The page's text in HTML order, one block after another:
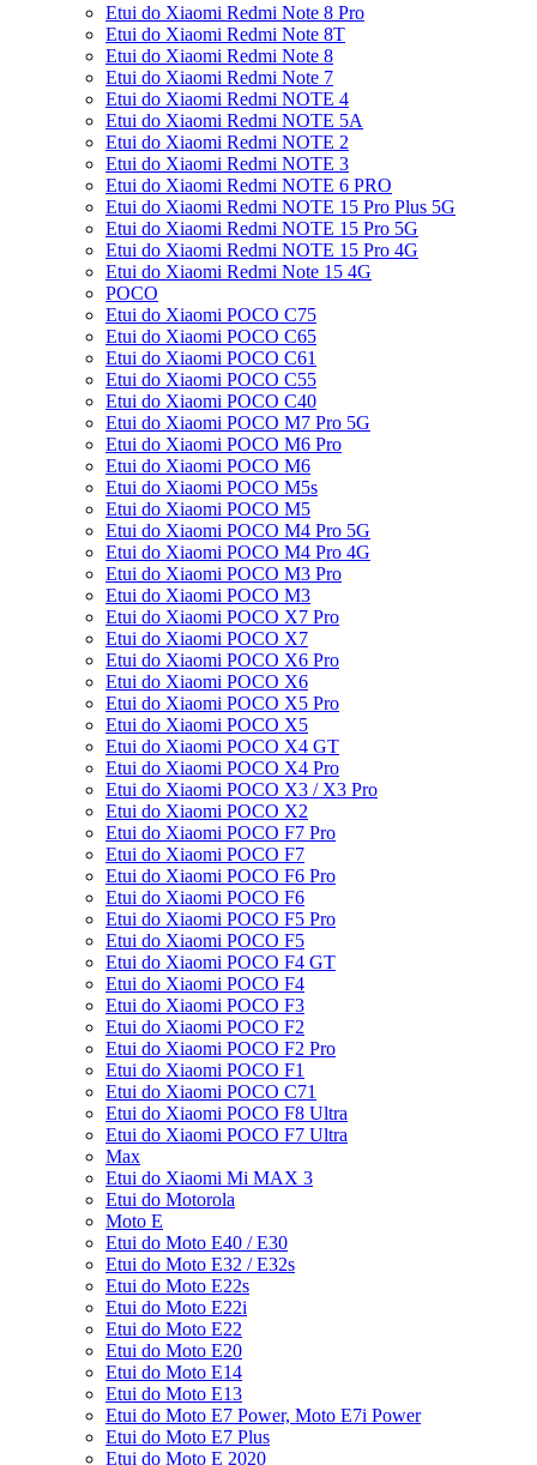
Etui do Xiaomi Redmi Note 8 Pro
Etui do Xiaomi Redmi Note 8T
Etui do Xiaomi Redmi Note 8
Etui do Xiaomi Redmi Note 7
Etui do Xiaomi Redmi NOTE 4
Etui do Xiaomi Redmi NOTE 5A
Etui do Xiaomi Redmi NOTE 2
Etui do Xiaomi Redmi NOTE 3
Etui do Xiaomi Redmi NOTE 6 PRO
Etui do Xiaomi Redmi NOTE 15 Pro Plus 5G
Etui do Xiaomi Redmi NOTE 15 Pro 5G
Etui do Xiaomi Redmi NOTE 15 Pro 4G
Etui do Xiaomi Redmi Note 15 4G
POCO
Etui do Xiaomi POCO C75
Etui do Xiaomi POCO C65
Etui do Xiaomi POCO C61
Etui do Xiaomi POCO C55
Etui do Xiaomi POCO C40
Etui do Xiaomi POCO M7 Pro 5G
Etui do Xiaomi POCO M6 Pro
Etui do Xiaomi POCO M6
Etui do Xiaomi POCO M5s
Etui do Xiaomi POCO M5
Etui do Xiaomi POCO M4 Pro 5G
Etui do Xiaomi POCO M4 Pro 4G
Etui do Xiaomi POCO M3 Pro
Etui do Xiaomi POCO M3
Etui do Xiaomi POCO X7 Pro
Etui do Xiaomi POCO X7
Etui do Xiaomi POCO X6 Pro
Etui do Xiaomi POCO X6
Etui do Xiaomi POCO X5 Pro
Etui do Xiaomi POCO X5
Etui do Xiaomi POCO X4 GT
Etui do Xiaomi POCO X4 Pro
Etui do Xiaomi POCO X3 / X3 Pro
Etui do Xiaomi POCO X2
Etui do Xiaomi POCO F7 Pro
Etui do Xiaomi POCO F7
Etui do Xiaomi POCO F6 Pro
Etui do Xiaomi POCO F6
Etui do Xiaomi POCO F5 Pro
Etui do Xiaomi POCO F5
Etui do Xiaomi POCO F4 GT
Etui do Xiaomi POCO F4
Etui do Xiaomi POCO F3
Etui do Xiaomi POCO F2
Etui do Xiaomi POCO F2 Pro
Etui do Xiaomi POCO F1
Etui do Xiaomi POCO C71
Etui do Xiaomi POCO F8 Ultra
Etui do Xiaomi POCO F7 Ultra
Max
Etui do Xiaomi Mi MAX 3
Etui do Motorola
Moto E
Etui do Moto E40 / E30
Etui do Moto E32 / E32s
Etui do Moto E22s
Etui do Moto E22i
Etui do Moto E22
Etui do Moto E20
Etui do Moto E14
Etui do Moto E13
Etui do Moto E7 Power, Moto E7i Power
Etui do Moto E7 Plus
Etui do Moto E 2020